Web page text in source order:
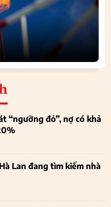
“ngưỡng đỏ”, nợ có khả
Lan đang tìm kiếm nhà